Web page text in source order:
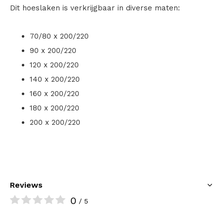
Dit hoeslaken is verkrijgbaar in diverse maten:
70/80 x 200/220
90 x 200/220
120 x 200/220
140 x 200/220
160 x 200/220
180 x 200/220
200 x 200/220
Reviews
0 / 5